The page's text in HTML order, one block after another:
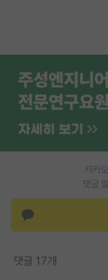
재팬라운지 🌸
카카
댓글
댓글 17개